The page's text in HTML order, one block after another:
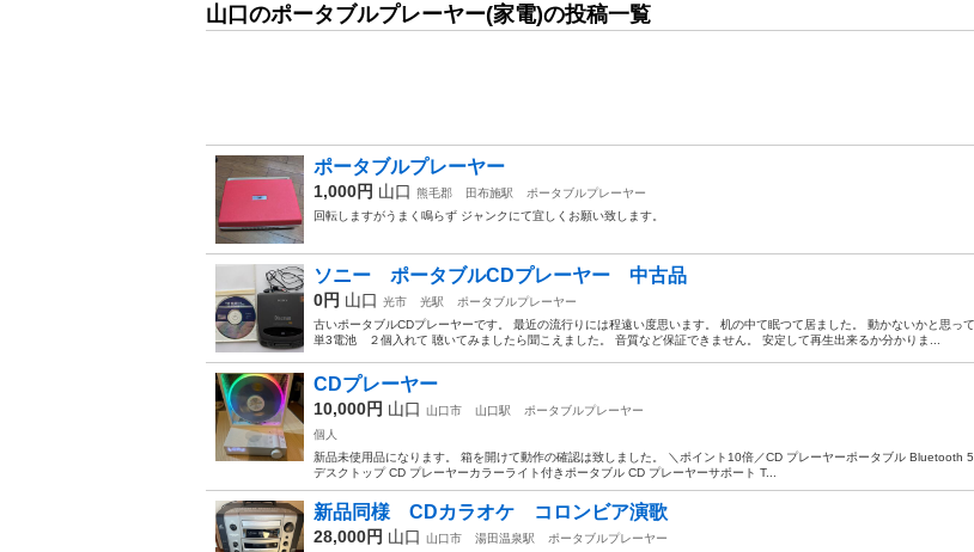
山口のポータブルプレーヤー(家電)の投稿一覧
ポータブルプレーヤー
1,000円 山口 熊毛郡 田布施駅
ポータブルプレーヤー
回転しますがうまく鳴らず ジャンクにて宜しくお願い致します。
ソニー ポータブルCDプレーヤー 中古品
0円 山口 光市 光駅
ポータブルプレーヤー
古いポータブルCDプレーヤーです。 最近の流行りには程遠い度思います。 机の中て眠つて居ました。 動かないかと思って
単3電池 ２個入れて 聴いてみましたら聞こえました。 音質など保証できません。 安定して再生出来るか分かりま...
CDプレーヤー
10,000円 山口 山口市 山口駅
ポータブルプレーヤー
個人
新品未使用品になります。 箱を開けて動作の確認は致しました。 ＼ポイント10倍／CD プレーヤーポータブル Bluetooth
デスクトップ CD プレーヤーカラーライト付きポータブル CD プレーヤーサポート T...
新品同様 CDカラオケ コロンビア演歌
28,000円 山口 山口市 湯田温泉駅
ポータブルプレーヤー